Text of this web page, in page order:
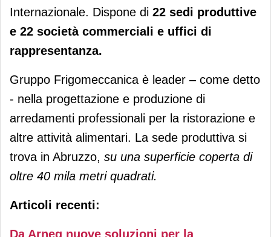
Internazionale. Dispone di 22 sedi produttive
e 22 società commerciali e uffici di
rappresentanza.
Gruppo Frigomeccanica è leader – come detto
- nella progettazione e produzione di
arredamenti professionali per la ristorazione e
altre attività alimentari. La sede produttiva si
trova in Abruzzo, su una superficie coperta di
oltre 40 mila metri quadrati.
Articoli recenti:
Da Arneg nuove soluzioni per la